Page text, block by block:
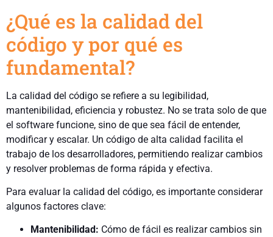
¿Qué es la calidad del
código y por qué es
fundamental?
La calidad del código se refiere a su legibilidad,
mantenibilidad, eficiencia y robustez. No se trata solo de que
el software funcione, sino de que sea fácil de entender,
modificar y escalar. Un código de alta calidad facilita el
trabajo de los desarrolladores, permitiendo realizar cambios
y resolver problemas de forma rápida y efectiva.
Para evaluar la calidad del código, es importante considerar
algunos factores clave:
Mantenibilidad: Cómo de fácil es realizar cambios sin